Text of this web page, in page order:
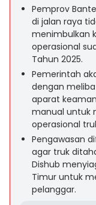
Pemprov
di jalan raya
menimbulkan
operasional
Tahun 2025.
Pemerintah
dengan
aparat
manual untuk
operasional
Pengawasan
agar truk
Dishub
Timur untuk
pelanggar.